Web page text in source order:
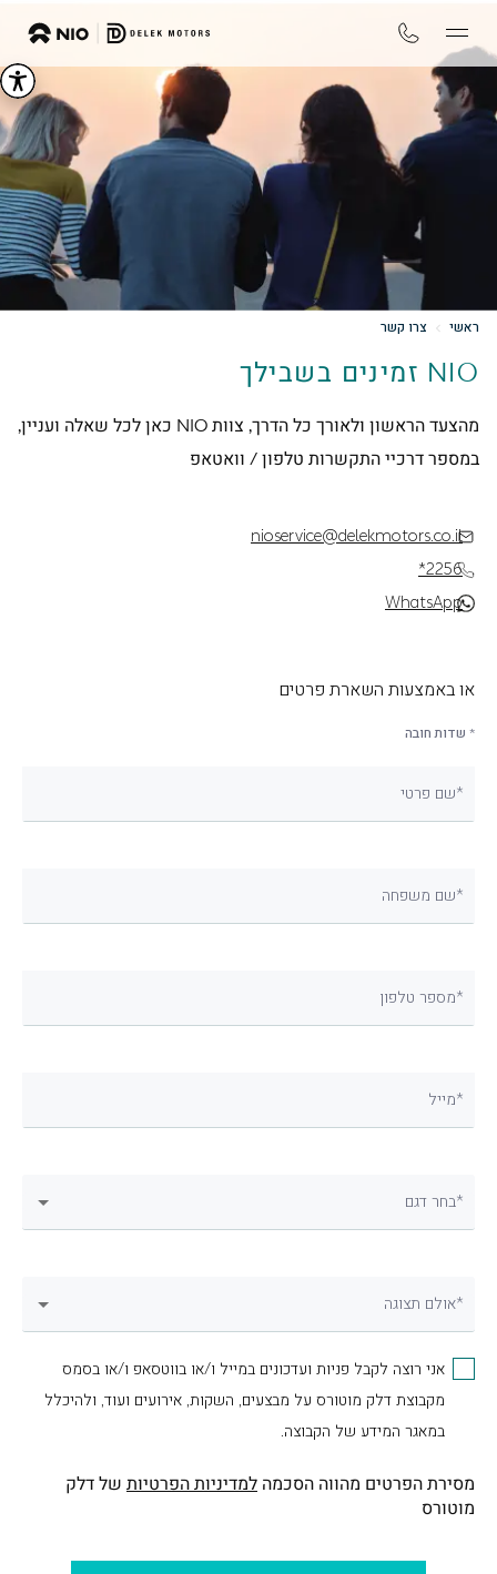
ראשי צרו קשר
NIO זמינים בשבילך
מהצעד הראשון ולאורך כל הדרך, צוות NIO כאן לכל שאלה ועניין,
במספר דרכיי התקשרות טלפון / וואטאפ
WhatsApp
*2256
nioservice@delekmotors.co.il
או באמצעות השארת פרטים
* שדות חובה
שם פרטי*
שם משפחה*
מספר טלפון*
מייל*
בחר דגם*
אולם תצוגה*
אני רוצה לקבל פניות ועדכונים במייל ו/או בווטסאפ ו/או בסמס
מקבוצת דלק מוטורס על מבצעים, השקות, אירועים ועוד, ולהיכלל
במאגר המידע של הקבוצה.
מסירת הפרטים מהווה הסכמה למדיניות הפרטיות של דלק
מוטורס